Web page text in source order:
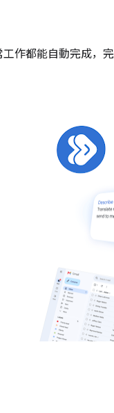
作都能自動完成，完